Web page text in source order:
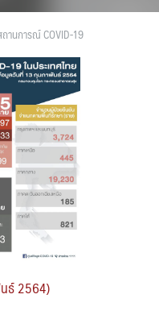
านการณ์ COVID-19
ธ์ 2564)